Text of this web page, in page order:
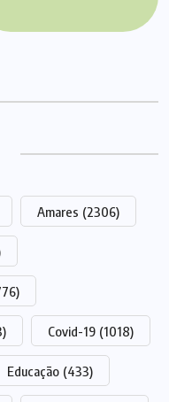
Amares (2306)
Covid-19 (1018)
Educação (433)